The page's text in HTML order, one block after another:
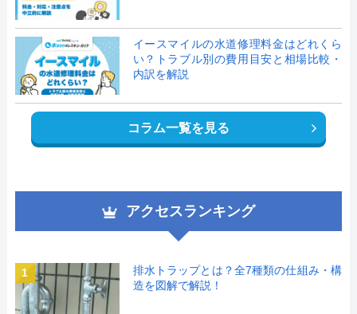
イースマイルの水道修理料金はどれくら
い？トラブル別の費用目安と相場比較・
内訳を解説
コラム一覧を見る
アクセスランキング
1
排水トラップとは？全7種類の仕組み・構
造を図解で解説！